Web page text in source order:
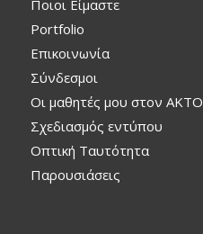
Ποιοι Είμαστε
Portfolio
Επικοινωνία
Σύνδεσμοι
Οι μαθητές μου στον ΑΚΤΟ
Σχεδιασμός εντύπου
Οπτική Ταυτότητα
Παρουσιάσεις